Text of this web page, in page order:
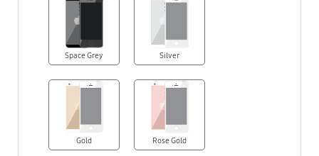
Space Grey Silver
Gold Rose Gold